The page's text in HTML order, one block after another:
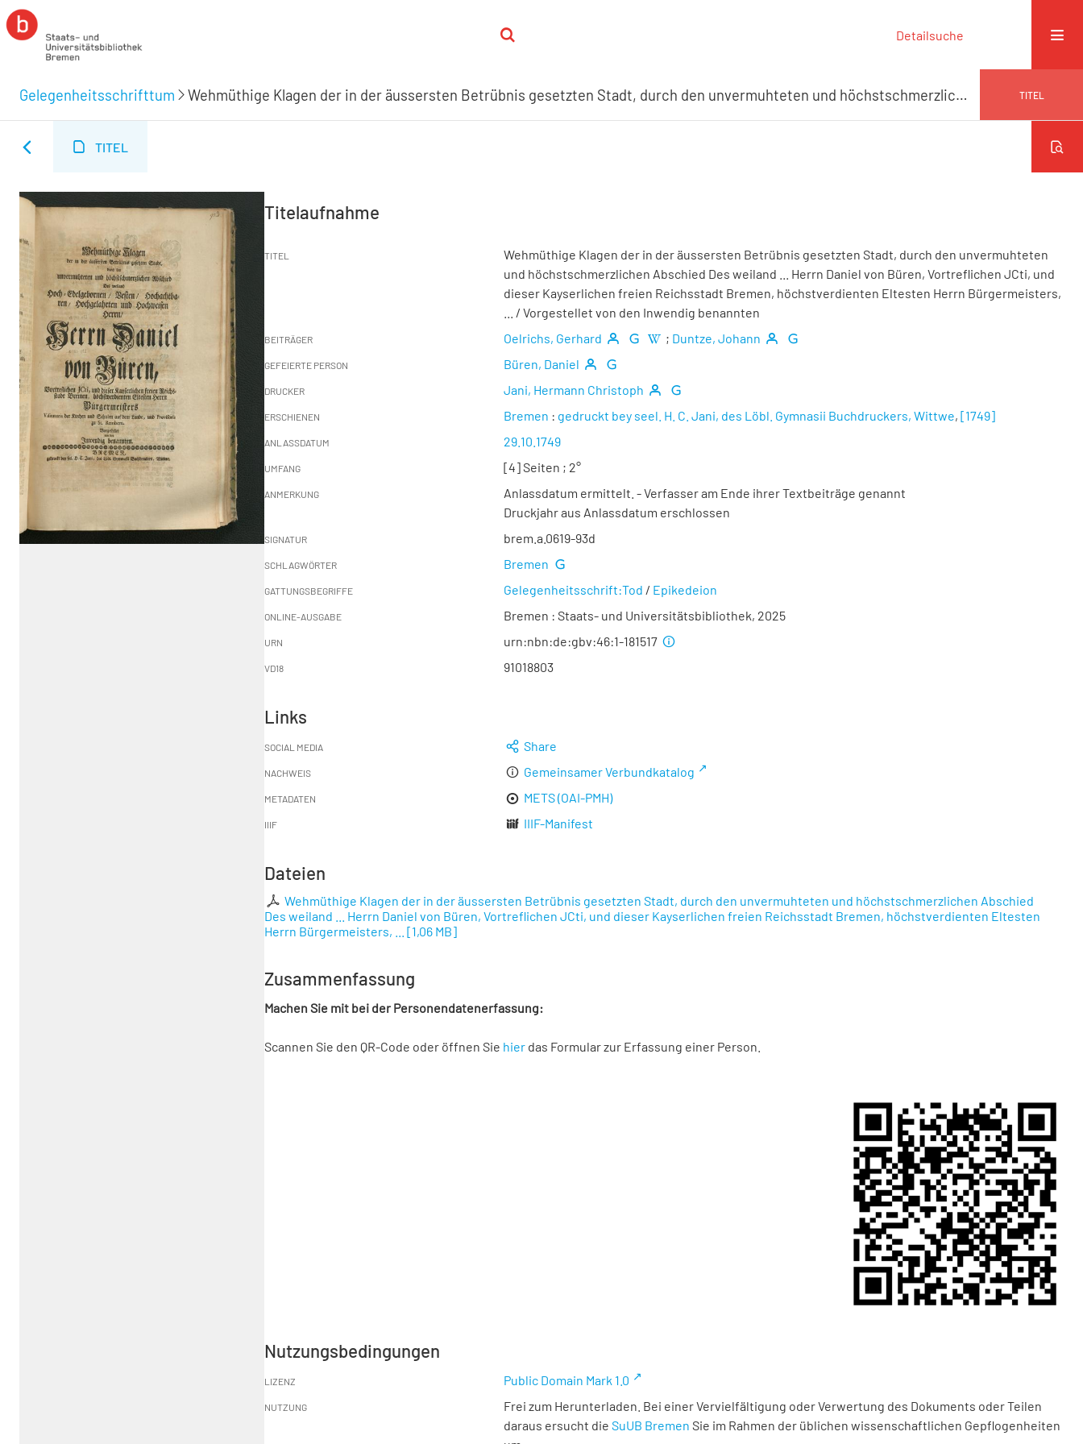
Detailsuche
Gelegenheitsschrifttum Wehmüthige Klagen der in der äussersten Betrübnis gesetzten Stadt, durch den unvermuhteten und höchstschmerzlichen Abschied Des weiland ... Herrn Daniel von Büren, Vortreflichen JCti, und dieser Kayserlichen freien Reichsstadt Bremen, höchstverdienten Eltesten Herrn Bürgermeisters, ... TITEL
TITEL
Titelaufnahme
TITEL
Wehmüthige Klagen der in der äussersten Betrübnis gesetzten Stadt, durch den unvermuhteten
und höchstschmerzlichen Abschied Des weiland ... Herrn Daniel von Büren, Vortreflichen JCti, und
dieser Kayserlichen freien Reichsstadt Bremen, höchstverdienten Eltesten Herrn Bürgermeisters,
/ Vorgestellet von den Inwendig benannten
BEITRÄGER Oelrichs, Gerhard ; Duntze, Johann
GEFEIERTE PERSON Büren, Daniel
DRUCKER Jani, Hermann Christoph
ERSCHIENEN Bremen : gedruckt bey seel. H. C. Jani, des Löbl. Gymnasii Buchdruckers, Wittwe, [1749]
ANLASSDATUM 29.10.1749
UMFANG [4] Seiten ; 2°
ANMERKUNG
Anlassdatum ermittelt. - Verfasser am Ende ihrer Textbeiträge genannt
Druckjahr aus Anlassdatum erschlossen
SIGNATUR brem.a.0619-93d
SCHLAGWÖRTER Bremen
GATTUNGSBEGRIFFE Gelegenheitsschrift:Tod / Epikedeion
ONLINE-AUSGABE Bremen : Staats- und Universitätsbibliothek, 2025
URN urn:nbn:de:gbv:46:1-181517
VD18 91018803
Links
SOCIAL MEDIA Share
NACHWEIS Gemeinsamer Verbundkatalog
METADATEN METS (OAI-PMH)
IIIF IIIF-Manifest
Dateien
Wehmüthige Klagen der in der äussersten Betrübnis gesetzten Stadt, durch den unvermuhteten und höchstschmerzlichen Abschied
Des weiland ... Herrn Daniel von Büren, Vortreflichen JCti, und dieser Kayserlichen freien Reichsstadt Bremen, höchstverdienten Eltesten
Herrn Bürgermeisters, ...
[1,06 MB]
Zusammenfassung
Machen Sie mit bei der Personendatenerfassung:
Scannen Sie den QR-Code oder öffnen Sie hier das Formular zur Erfassung einer Person.
Nutzungsbedingungen
LIZENZ Public Domain Mark 1.0
NUTZUNG
Frei zum Herunterladen. Bei einer Vervielfältigung oder Verwertung des Dokuments oder Teilen
daraus ersucht die SuUB Bremen Sie im Rahmen der üblichen wissenschaftlichen Gepflogenheiten